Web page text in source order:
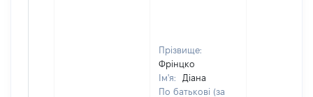
Прізвище:
Фрінцко
Ім'я:
Діана
По батькові (за